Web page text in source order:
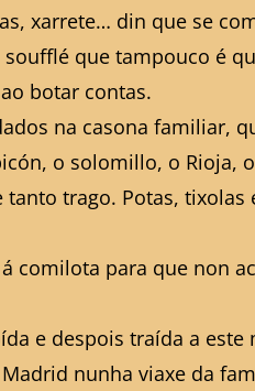
xarrete… din que se
que tampouco é
botar contas.
na casona familiar,
o solomillo, o Rioja,
trago. Potas, tixolas
comilota para que non
e despois traída a
nunha viaxe da